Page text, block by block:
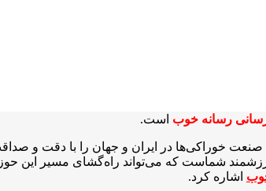
رسانه خوب است.
خوراکی‌ها در ایران و جهان را با دقت و
شماست که می‌تواند راه‌گشای مسیر این
اشاره کرد.